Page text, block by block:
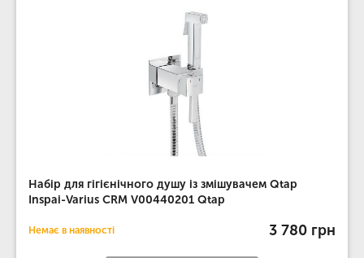
Набір для гігієнічного душу із змішувачем Qtap
Inspai-Varius CRM V00440201 Qtap
Немає в наявності 3 780 грн